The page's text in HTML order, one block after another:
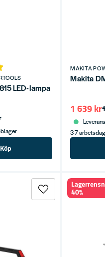
LED-lampa LXT 18V (utan
Köp
MAKITA
Makita
1 639 kr
3-7
40%